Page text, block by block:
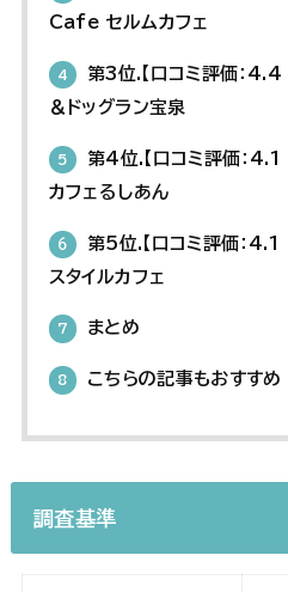
Cafe セルムカフェ
4
第3位.【口コミ評価：
＆ドッグラン宝泉
5
第4位.【口コミ評価：
カフェるしあん
6
第5位.【口コミ評価：4.1
スタイルカフェ
7 まとめ
8 こちらの記事もおすすめ
調査基準